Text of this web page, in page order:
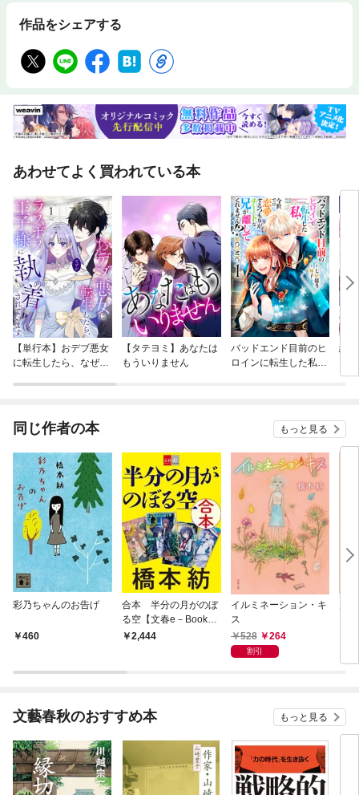
作品をシェアする
あわせてよく買われている本
【単行本】おデブ悪女
に転生したら、なぜか
【タテヨミ】あなたは
もういりません
バッドエンド目前のヒ
ロインに転生した私、
結
同じ作者の本 もっと見る
彩乃ちゃんのお告げ
460
合本 半分の月がのぼ
る空【文春e－Book
s】2,444
イルミネーション・キ
ス
528
264
割引
文藝春秋のおすすめ本 もっと見る